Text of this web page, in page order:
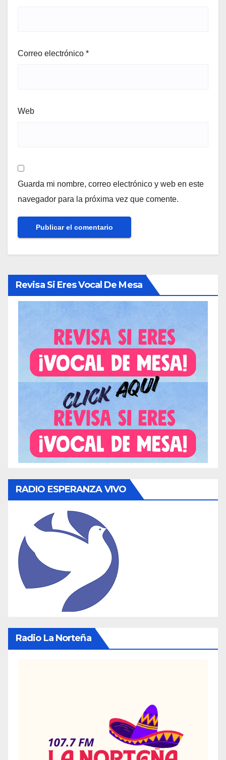
Correo electrónico *
Web
Guarda mi nombre, correo electrónico y web en este
navegador para la próxima vez que comente.
Revisa Si Eres Vocal De Mesa
RADIO ESPERANZA VIVO
Radio La Norteña